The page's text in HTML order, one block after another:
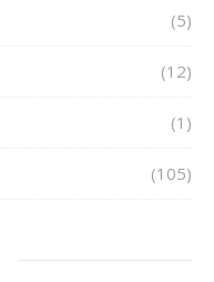
(5)
(12)
(1)
(105)